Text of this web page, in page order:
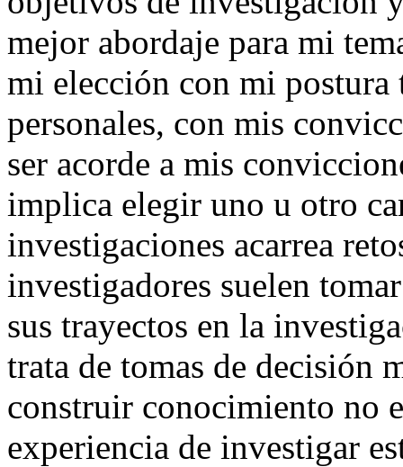
mejor abordaje para mi
mi elección con mi postura
personales, con mis
ser acorde a mis
implica elegir uno u otro
investigaciones acarrea
investigadores suelen
sus trayectos en la
trata de tomas de decisión
construir conocimiento no
experiencia de investigar